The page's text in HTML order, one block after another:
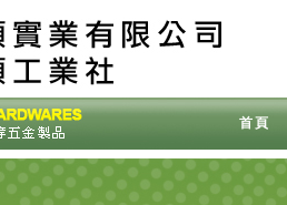
首頁